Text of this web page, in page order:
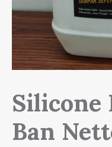
Silicone
Ban